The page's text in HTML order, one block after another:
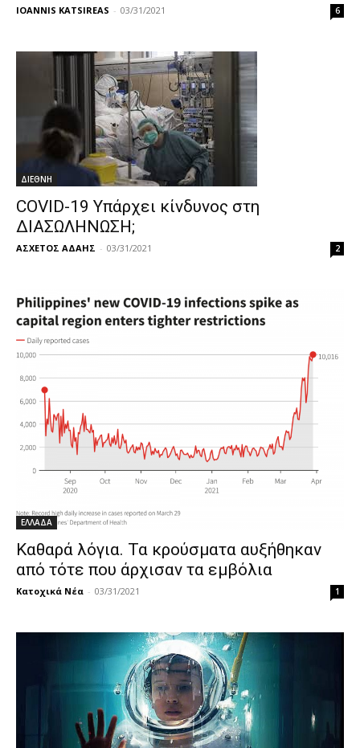
IOANNIS KATSIREAS - 03/31/2021 6
ΔΙΕΘΝΗ
COVID-19 Υπάρχει κίνδυνος στη
ΔΙΑΣΩΛΗΝΩΣΗ;
ΑΣΧΕΤΟΣ ΑΔΑΗΣ - 03/31/2021 2
ΕΛΛΑΔΑ
Καθαρά λόγια. Τα κρούσματα αυξήθηκαν
από τότε που άρχισαν τα εμβόλια
Κατοχικά Νέα - 03/31/2021 1